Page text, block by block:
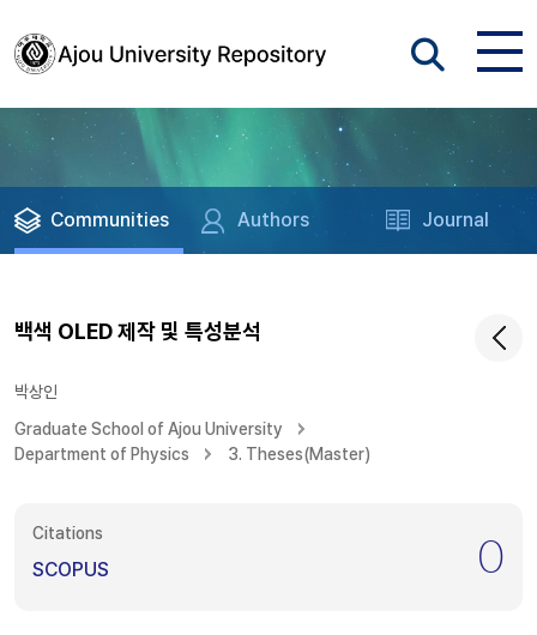
Communities Authors Journal
백색 OLED 제작 및 특성분석
박상인
Graduate School of Ajou University
Department of Physics
3. Theses(Master)
Citations
SCOPUS 0